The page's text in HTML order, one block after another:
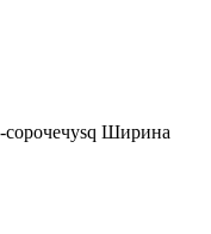
сорочечysq Ширина